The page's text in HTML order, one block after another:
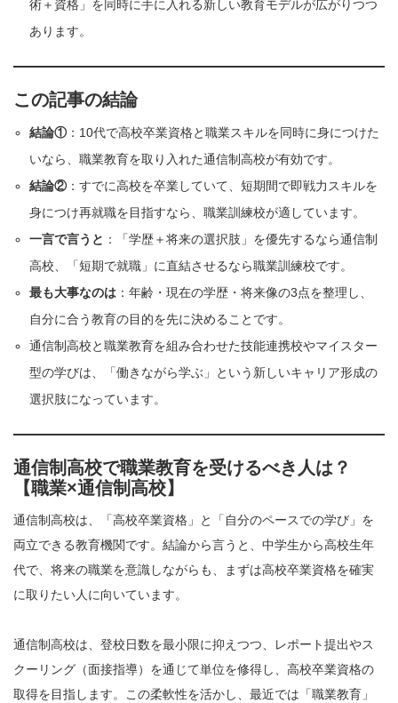
術＋資格」を同時に手に入れる新しい教育モデルが広がりつつ
あります。
この記事の結論
結論①：10代で高校卒業資格と職業スキルを同時に身につけた
いなら、職業教育を取り入れた通信制高校が有効です。
結論②：すでに高校を卒業していて、短期間で即戦力スキルを
身につけ再就職を目指すなら、職業訓練校が適しています。
一言で言うと ：「学歴＋将来の選択肢」を優先するなら通信制
高校、「短期で就職」に直結させるなら職業訓練校です。
最も大事なのは ：年齢・現在の学歴・将来像の3点を整理し、
自分に合う教育の目的を先に決めることです。
通信制高校と職業教育を組み合わせた技能連携校やマイスター
型の学びは、「働きながら学ぶ」という新しいキャリア形成の
選択肢になっています。
通信制高校で職業教育を受けるべき人は？
【職業×通信制高校】
通信制高校は、「高校卒業資格」と「自分のペースでの学び」を
両立できる教育機関です。結論から言うと、中学生から高校生年
代で、将来の職業を意識しながらも、まずは高校卒業資格を確実
に取りたい人に向いています。
通信制高校は、登校日数を最小限に抑えつつ、レポート提出やス
クーリング（面接指導）を通じて単位を修得し、高校卒業資格の
取得を目指します。この柔軟性を活かし、最近では「職業教育」